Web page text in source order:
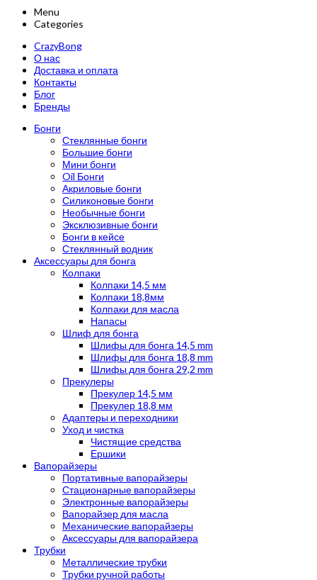
Menu
Categories
CrazyBong
О нас
Доставка и оплата
Контакты
Блог
Бренды
Бонги
Стеклянные бонги
Большие бонги
Мини бонги
Oil Бонги
Акриловые бонги
Силиконовые бонги
Необычные бонги
Эксклюзивные бонги
Бонги в кейсе
Стеклянный водник
Аксессуары для бонга
Колпаки
Колпаки 14,5 мм
Колпаки 18,8мм
Колпаки для масла
Напасы
Шлиф для бонга
Шлифы для бонга 14,5 mm
Шлифы для бонга 18,8 mm
Шлифы для бонга 29,2 mm
Прекулеры
Прекулер 14,5 мм
Прекулер 18,8 мм
Адаптеры и переходники
Уход и чистка
Чистящие средства
Ершики
Вапорайзеры
Портативные вапорайзеры
Стационарные вапорайзеры
Электронные вапорайзеры
Вапорайзер для масла
Механические вапорайзеры
Аксессуары для вапорайзера
Трубки
Металлические трубки
Трубки ручной работы